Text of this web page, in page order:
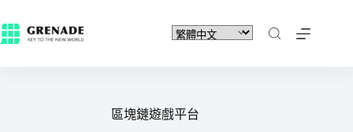
區塊鏈遊戲平台